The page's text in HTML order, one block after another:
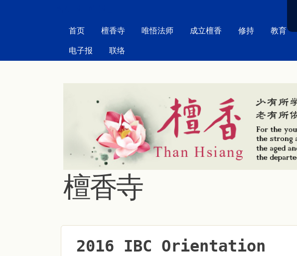
首页 檀香寺 唯悟法师 成立檀香 修持 教育
电子报 联络
檀香寺
2016 IBC Orientation